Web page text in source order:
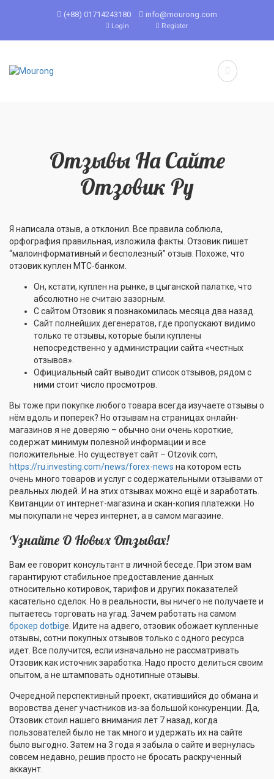
(+88) 01714243180 info@mourong.com
Login Register
Отзывы На Сайте
Отзовик Ру
Я написала отзыв, а отклонил. Все правила соблюла,
орфография правильная, изложила факты. Отзовик пишет
“малоинформативный и бесполезный” отзыв. Похоже, что
отзовик куплен МТС-банком.
Он, кстати, куплен на рынке, в цыганской палатке, что
абсолютно не считаю зазорным.
С сайтом Отзовик я познакомилась месяца два назад.
Сайт полнейших дегенератов, где пропускают видимо
только те отзывы, которые были куплены
непосредственно у администрации сайта «честных
отзывов».
Официальный сайт выводит список отзывов, рядом с
ними стоит число просмотров.
Вы тоже при покупке любого товара всегда изучаете отзывы о
нём вдоль и поперек? Но отзывам на страницах онлайн-
магазинов я не доверяю – обычно они очень короткие,
содержат минимум полезной информации и все
положительные. Но существует сайт – Otzovik.com,
https://ru.investing.com/news/forex-news на котором есть
очень много товаров и услуг с содержательными отзывами от
реальных людей. И на этих отзывах можно ещё и заработать.
Квитанции от интернет-магазина и скан-копия платежки. Но
мы покупали не через интернет, а в самом магазине.
Узнайте О Новых Отзывах!
Вам ее говорит консультант в личной беседе. При этом вам
гарантируют стабильное предоставление данных
относительно котировок, тарифов и других показателей
касательно сделок. Но в реальности, вы ничего не получаете и
пытаетесь торговать на угад. Зачем работать на самом
брокер dotbigе. Идите на адвего, отзовик обожает купленные
отзывы, сотни покупных отзывов только с одного ресурса
идет. Все получится, если изначально не рассматривать
Отзовик как источник заработка. Надо просто делиться своим
опытом, а не штамповать однотипные отзывы.
Очередной перспективный проект, скатившийся до обмана и
воровства денег участников из-за большой конкуренции. Да,
Отзовик стоил нашего внимания лет 7 назад, когда
пользователей было не так много и удержать их на сайте
было выгодно. Затем на 3 года я забыла о сайте и вернулась
совсем недавно, решив просто не бросать раскрученный
аккаунт.